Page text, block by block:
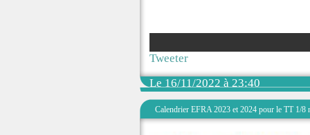
Tweeter
Le 16/11/2022 à 23:40
Calendrier EFRA 2023 et 2024 pour le TT 1/8